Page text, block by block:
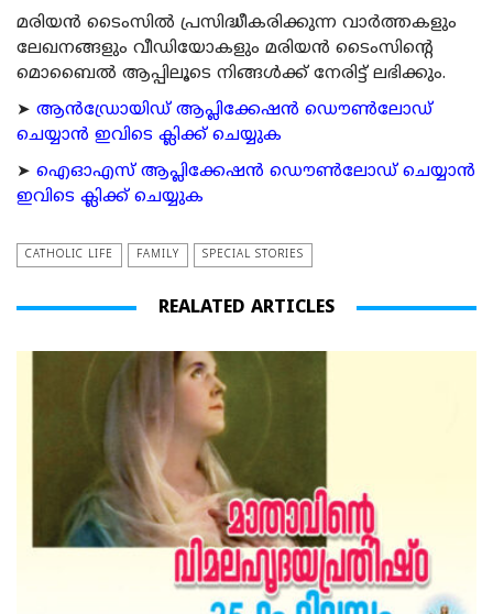
മരിയന്‍ ടൈംസില്‍ പ്രസിദ്ധീകരിക്കുന്ന വാര്‍ത്തകളും
ലേഖനങ്ങളും വീഡിയോകളും മരിയന്‍ ടൈംസിന്റെ
മൊബൈല്‍ ആപ്പിലൂടെ നിങ്ങള്‍ക്ക് നേരിട്ട് ലഭിക്കും.
➤ ആന്‍ഡ്രോയിഡ് ആപ്ലിക്കേഷന്‍ ഡൌണ്‍ലോഡ്
ചെയ്യാന്‍ ഇവിടെ ക്ലിക്ക് ചെയ്യുക
➤ ഐഓഎസ് ആപ്ലിക്കേഷന്‍ ഡൌണ്‍ലോഡ് ചെയ്യാന്‍
ഇവിടെ ക്ലിക്ക് ചെയ്യുക
CATHOLIC LIFE FAMILY SPECIAL STORIES
REALATED ARTICLES